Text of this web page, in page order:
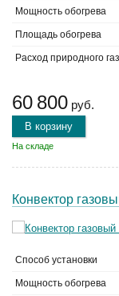
Мощность обогрева
Площадь обогрева
Расход природного
60 800 руб.
В корзину
На складе
Конвектор
Способ установки
Мощность обогрева